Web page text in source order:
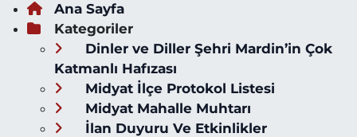
Ana Sayfa
Kategoriler
Dinler ve Diller Şehri Mardin’in Çok
Katmanlı Hafızası
Midyat İlçe Protokol Listesi
Midyat Mahalle Muhtarı
İlan Duyuru Ve Etkinlikler